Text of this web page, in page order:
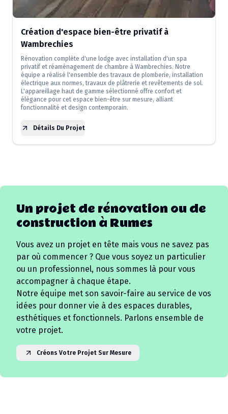
Création d'espace bien-être privatif à
Wambrechies
Rénovation complète d'une lodge avec installation d'un spa
privatif et réaménagement de chambre à Wambrechies. Notre
équipe a réalisé l'ensemble des travaux de plomberie, installation
électrique aux normes, travaux de plâtrerie et revêtements de sol.
L'appareillage haut de gamme sélectionné offre confort et
élégance pour cet espace bien-être sur mesure, alliant
fonctionnalité et design contemporain.
Détails Du Projet
Un projet de rénovation ou de
construction à Rumes
Vous avez un projet en tête mais vous ne savez pas
par où commencer ? Que vous soyez un particulier
ou un professionnel, nous sommes là pour vous
accompagner à chaque étape.
Notre équipe met son savoir-faire au service de vos
idées pour donner vie à des espaces durables,
esthétiques et fonctionnels. Parlons ensemble de
votre projet.
Créons Votre Projet Sur Mesure